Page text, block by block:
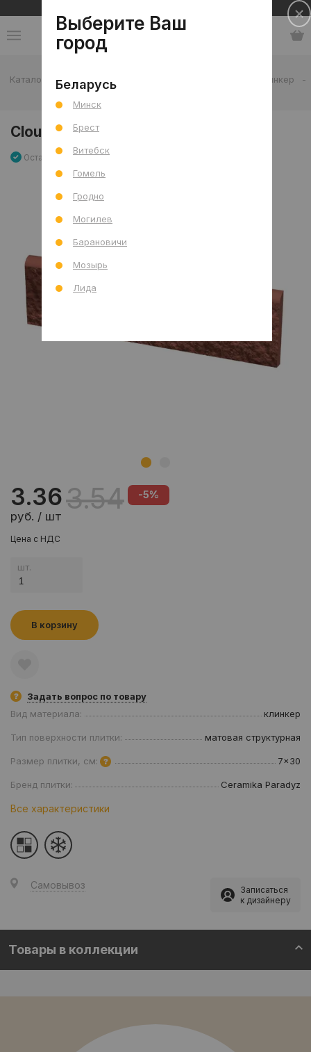
Каталог - Клинкер
-
Cloud Rosa Duro Cokol- стар.
Cloud Rosa Duro Cokol- стар.
Остаток 5 шт Артикул: 0000004808
3.36
руб. / шт
3.54 -5%
Цена с НДС
шт.
В корзину
Задать вопрос по товару
Вид материала:
клинкер
Тип поверхности плитки: матовая структурная
Размер плитки, см: 7x30
Бренд плитки: Ceramika Paradyz
Все характеристики
Самовывоз
Записаться
к дизайнеру
Товары в коллекции
Выберите Ваш
город
Беларусь
Минск
Брест
Витебск
Гомель
Гродно
Могилев
Барановичи
Мозырь
Лида